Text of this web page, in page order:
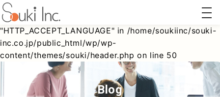
Warning: Undefined array key
"HTTP_ACCEPT_LANGUAGE" in /home/soukiinc/souki-
inc.co.jp/public_html/wp/wp-
content/themes/souki/header.php on line 50
ホーム
ページ
制作
AI対策
(AIO/LLMO)
リステ
ィング
広告
Webコ
ティン
グ
blog